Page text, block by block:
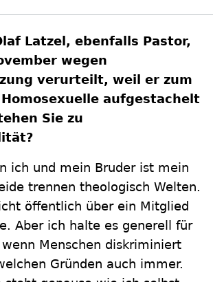
Latzel, ebenfalls Pastor,
wegen
verurteilt, weil er zum
aufgestachelt
Sie zu
ich und mein Bruder ist mein
trennen theologisch Welten.
öffentlich über ein Mitglied
Aber ich halte es generell für
Menschen diskriminiert
Gründen auch immer.